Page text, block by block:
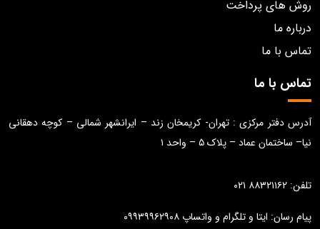
روش های پرداخت
درباره ما
تماس با ما
تماس با ما
آدرس دفتر مرکزی : تهران- کریمخان زند – ایرانشهر شمالی – کوچه دهقانی
نیا– ساختمان عماد – پلاک ۵ – واحد ۱
تلفن: ۸۸۳۲۱۱۶۲ ۰۲۱
پیام رسان: ایتا و تلگرام و واتساپ ۰۹۹۳۹۹۶۲۹۰۸